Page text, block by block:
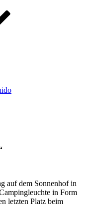
auf dem Sonnenhof in
in Form
letzten Platz beim